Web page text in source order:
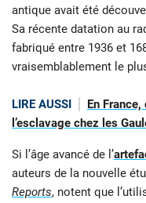
antique avait été
Sa récente datation au
fabriqué entre 1936 et
vraisemblablement le
LIRE AUSSI
En
l’esclavage chez les
Si l’âge avancé de l’
auteurs de la nouvelle
Reports, notent que